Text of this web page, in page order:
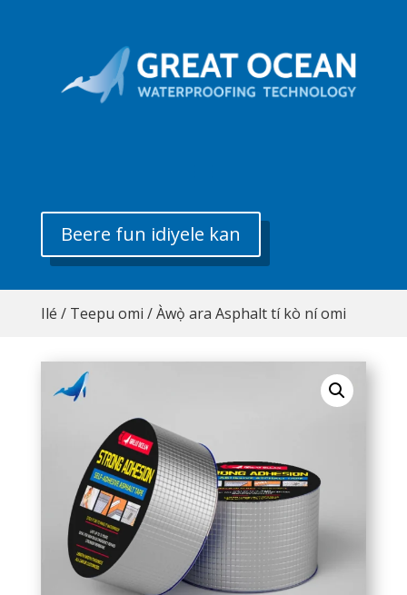
Beere fun idiyele kan
Ilé / Teepu omi / Àwọ̀ ara Asphalt tí kò ní omi